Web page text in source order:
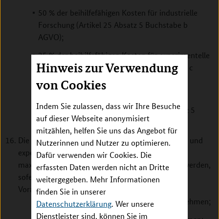
Hinweis zur Verwendung
von Cookies
Indem Sie zulassen, dass wir Ihre Besuche
auf dieser Webseite anonymisiert
mitzählen, helfen Sie uns das Angebot für
Nutzerinnen und Nutzer zu optimieren.
Dafür verwenden wir Cookies. Die
erfassten Daten werden nicht an Dritte
weitergegeben. Mehr Informationen
finden Sie in unserer
Datenschutzerklärung. Wer unsere
Dienstleister sind, können Sie im
50 % der beihilfefähigen Kosten für industrielle
Forschung (Artikel 25 Absatz 5 Buchstabe b
AGVO);
25 % der beihilfefähigen Kosten für experimentelle
Entwicklung (Artikel 25 Absatz 5 Buchstabe c
AGVO);
Durchführbarkeitsstudien (Artikel 25 Absatz 5
Buchstabe d AGVO).
Die Beihilfeintensitäten für industrielle Forschung und
experimentelle Entwicklung können wie folgt auf
maximal 80 % der beihilfefähigen Kosten erhöht werden,
sofern die in Artikel 25 Absatz 6 genannten
Voraussetzungen erfüllt sind:
um 10 Prozentpunkte bei mittleren Unternehmen;